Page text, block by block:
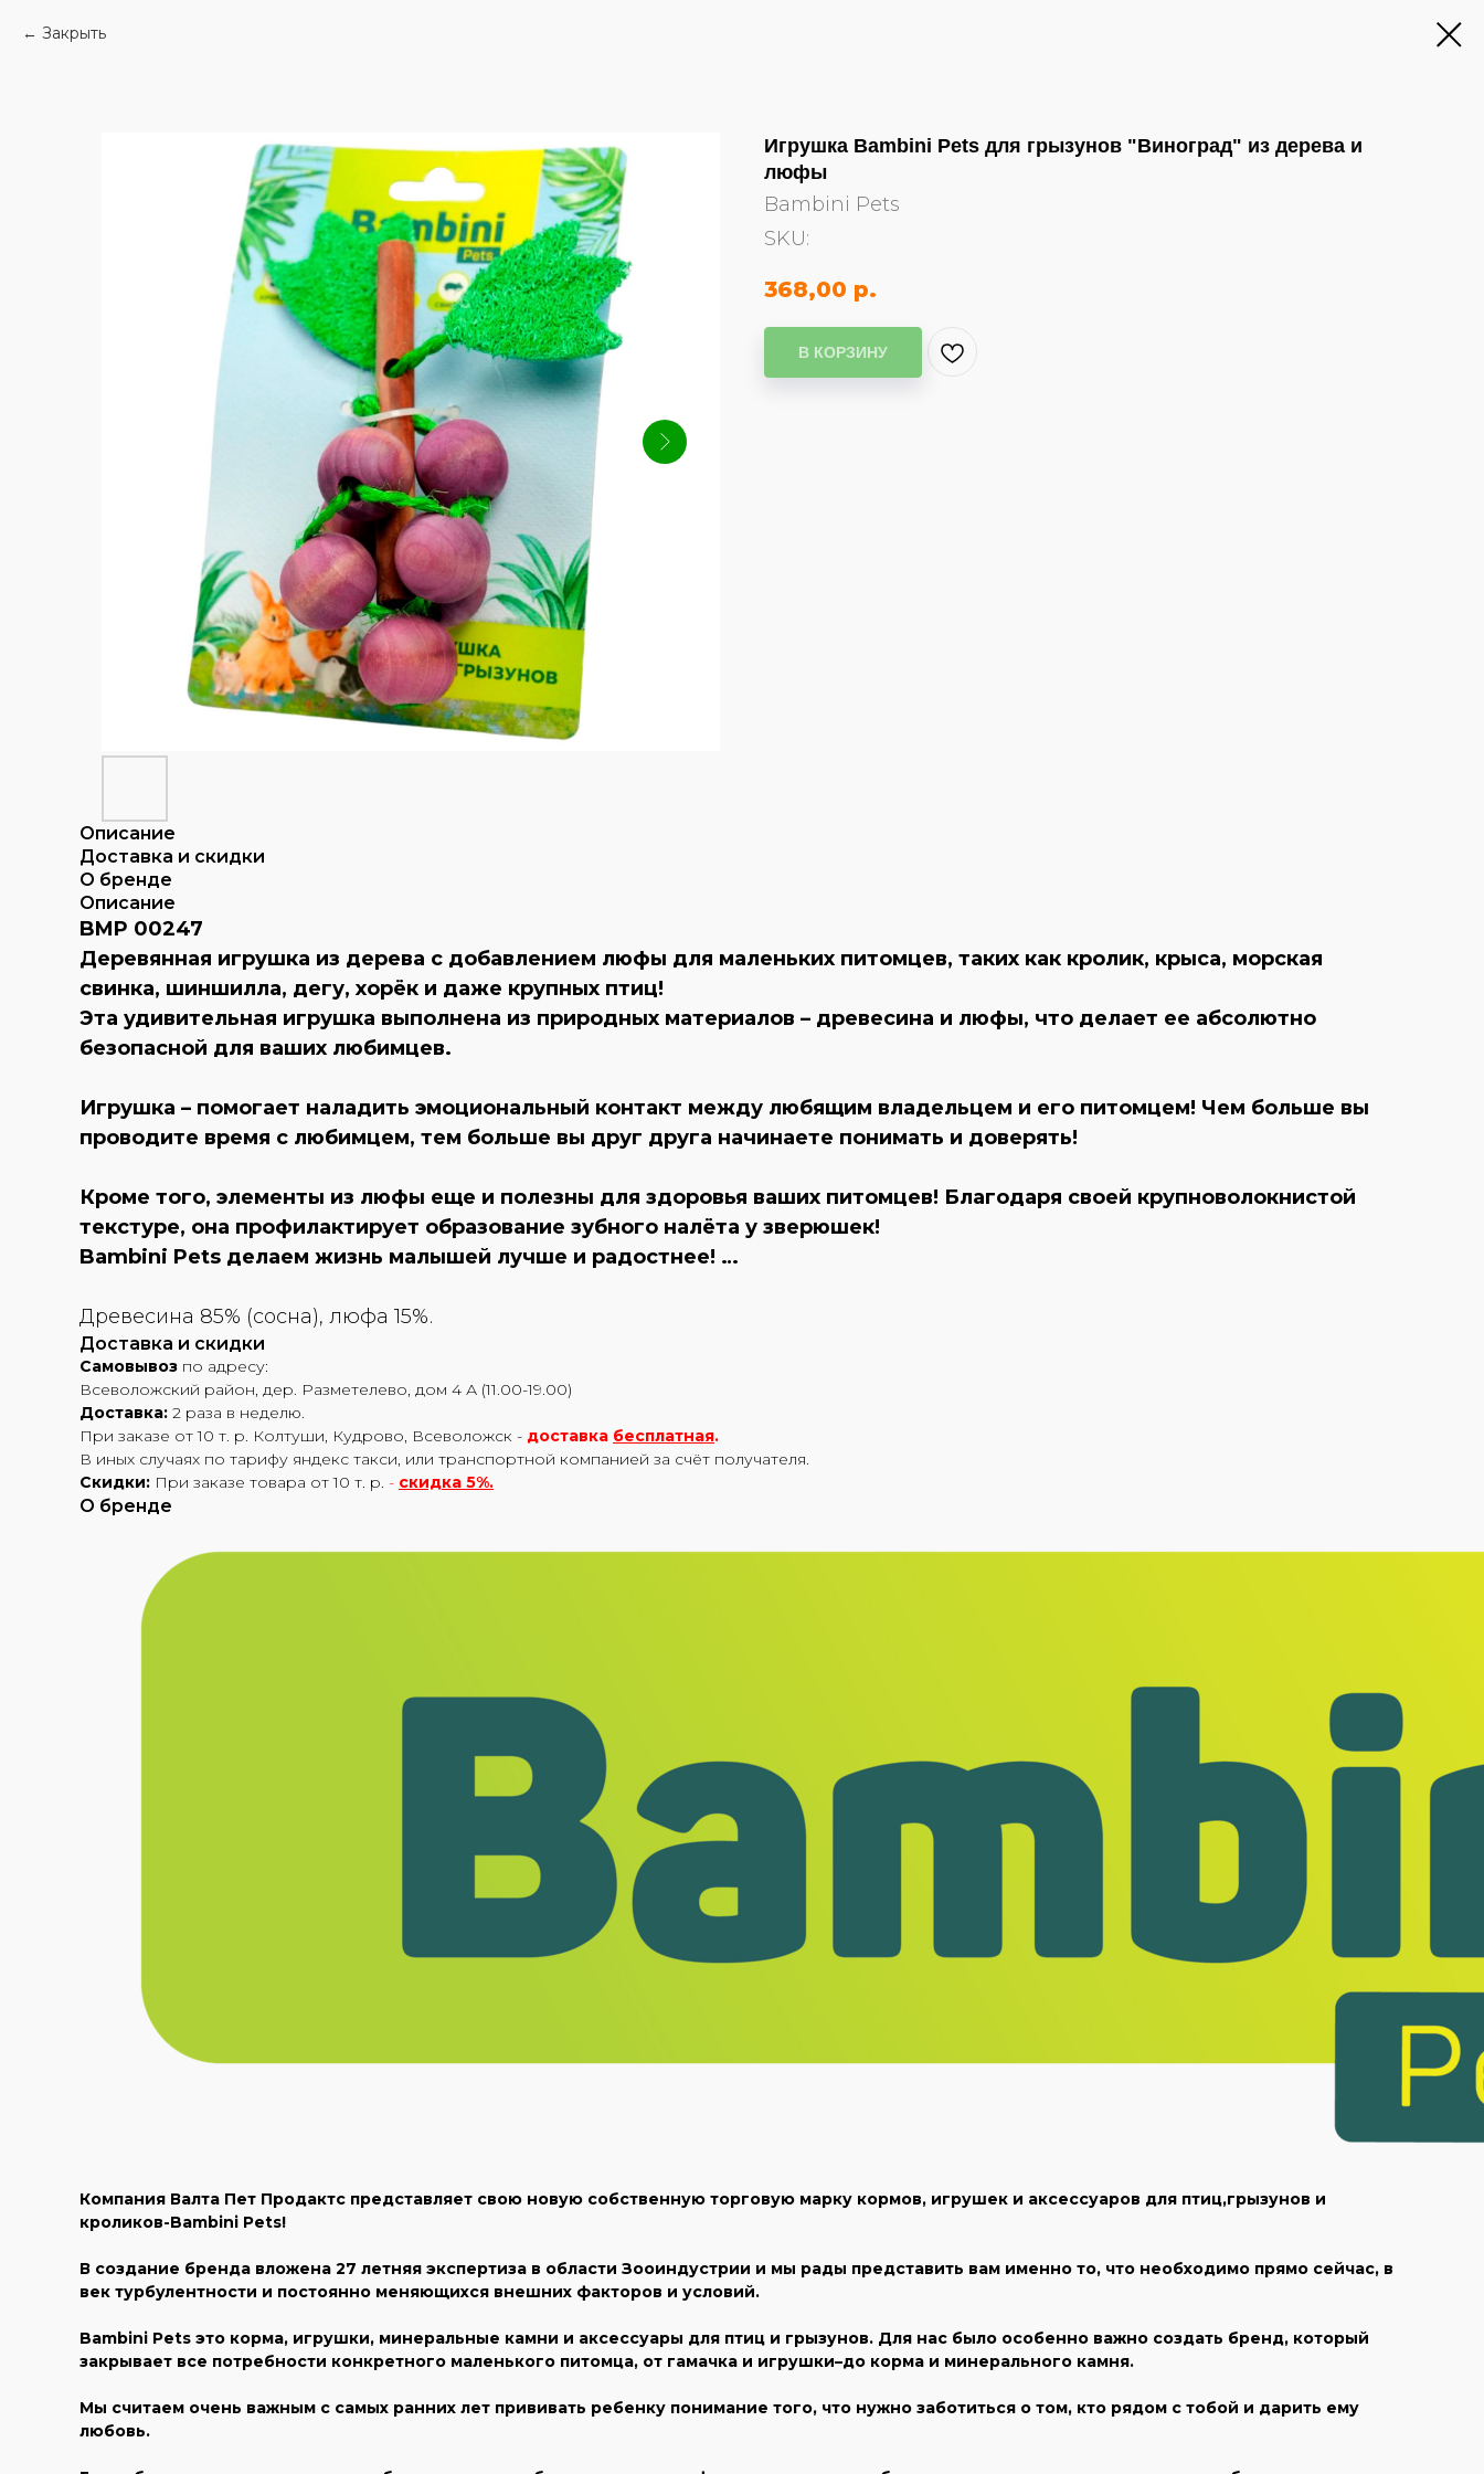
Закрыть
Игрушка Bambini Pets для грызунов "Виноград" из дерева и
люфы
Bambini Pets
SKU:
368,00 р.
В КОРЗИНУ
Описание
Доставка и скидки
О бренде
Описание
BMP 00247
Деревянная игрушка из дерева с добавлением люфы для маленьких питомцев, таких как кролик, крыса, морская
свинка, шиншилла, дегу, хорёк и даже крупных птиц!
Эта удивительная игрушка выполнена из природных материалов – древесина и люфы, что делает ее абсолютно
безопасной для ваших любимцев.
Игрушка – помогает наладить эмоциональный контакт между любящим владельцем и его питомцем! Чем больше вы
проводите время с любимцем, тем больше вы друг друга начинаете понимать и доверять!
Кроме того, элементы из люфы еще и полезны для здоровья ваших питомцев! Благодаря своей крупноволокнистой
текстуре, она профилактирует образование зубного налёта у зверюшек!
Bambini Pets делаем жизнь малышей лучше и радостнее! …
Древесина 85% (сосна), люфа 15%.
Доставка и скидки
Самовывоз по адресу:
Всеволожский район, дер. Разметелево, дом 4 А (11.00-19.00)
Доставка: 2 раза в неделю.
При заказе от 10 т. р. Колтуши, Кудрово, Всеволожск - доставка бесплатная.
В иных случаях по тарифу яндекс такси, или транспортной компанией за счёт получателя.
Скидки: При заказе товара от 10 т. р. - скидка 5%.
О бренде
Компания Валта Пет Продактс представляет свою новую собственную торговую марку кормов, игрушек и аксессуаров для птиц,грызунов и
кроликов-Bambini Pets!
В создание бренда вложена 27 летняя экспертиза в области Зооиндустрии и мы рады представить вам именно то, что необходимо прямо сейчас, в
век турбулентности и постоянно меняющихся внешних факторов и условий.
Bambini Pets это корма, игрушки, минеральные камни и аксессуары для птиц и грызунов. Для нас было особенно важно создать бренд, который
закрывает все потребности конкретного маленького питомца, от гамачка и игрушки–до корма и минерального камня.
Мы считаем очень важным с самых ранних лет прививать ребенку понимание того, что нужно заботиться о том, кто рядом с тобой и дарить ему
любовь.